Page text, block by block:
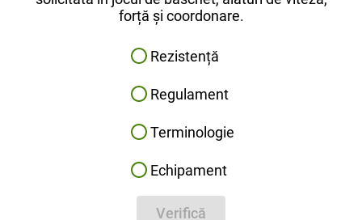
forță și coordonare.
Rezistență
Regulament
Terminologie
Echipament
Verifică